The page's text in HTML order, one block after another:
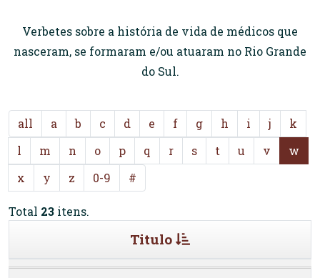
Verbetes sobre a história de vida de médicos que
nasceram, se formaram e/ou atuaram no Rio Grande
do Sul.
all a b c d e f g h i j
k
l
m n o p q r s t u v
w
x
y z 0-9 #
Total 23 itens.
Titulo